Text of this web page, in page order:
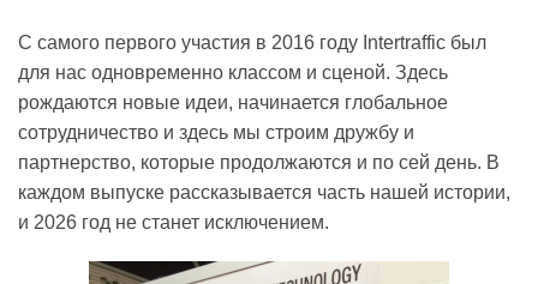
С самого первого участия в 2016 году Intertraffic был
для нас одновременно классом и сценой. Здесь
рождаются новые идеи, начинается глобальное
сотрудничество и здесь мы строим дружбу и
партнерство, которые продолжаются и по сей день. В
каждом выпуске рассказывается часть нашей истории,
и 2026 год не станет исключением.